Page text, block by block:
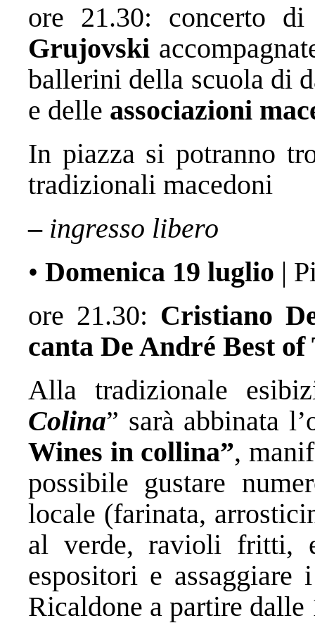
ore 21.30: concerto
Grujovski
ballerini della scuola di
e delle associazioni
In piazza si potranno
tradizionali macedoni
– ingresso libero
• Domenica 19 luglio |
ore 21.30: Cristiano
canta De André Best of
Alla tradizionale
Colina” sarà abbinata
Wines in collina”,
possibile gustare
locale (farinata,
al verde, ravioli fritti,
espositori e
Ricaldone a partire dalle